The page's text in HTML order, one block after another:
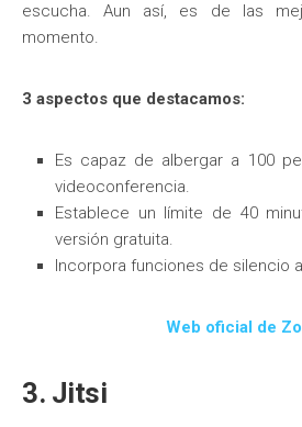
escucha. Aun así, es de las
momento.
3 aspectos que destacamos:
Es capaz de albergar a 100
videoconferencia.
Establece un límite de 40
versión gratuita.
Incorpora funciones de silencio
Web oficial de
3. Jitsi